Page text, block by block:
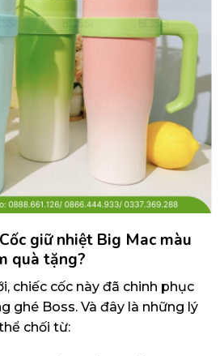
giữ nhiệt Big Mac màu
quà tặng?
chiếc cốc này đã chinh phục
ghé Boss. Và đây là những lý
chối từ: